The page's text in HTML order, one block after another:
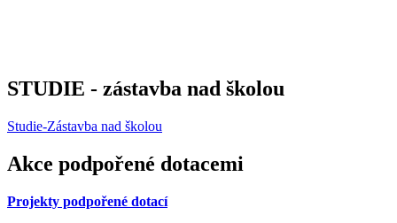
STUDIE - zástavba nad školou
Studie-Zástavba nad školou
Akce podpořené dotacemi
Projekty podpořené dotací